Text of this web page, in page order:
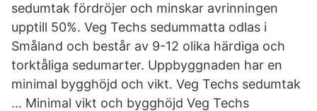
sedumtak fördröjer och minskar avrinningen
upptill 50%. Veg Techs sedummatta odlas i
Småland och består av 9-12 olika härdiga och
torktåliga sedumarter. Uppbyggnaden har en
minimal bygghöjd och vikt. Veg Techs sedumtak
… Minimal vikt och bygghöjd Veg Techs